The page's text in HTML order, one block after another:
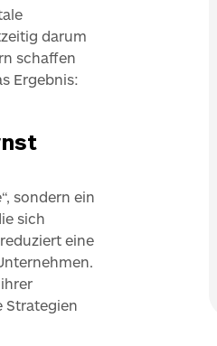
darum
schaffen
Ergebnis:
sondern ein
sich
eine
Strategien